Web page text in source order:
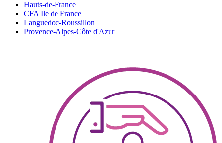
Hauts-de-France
CFA Ile de France
Languedoc-Roussillon
Provence-Alpes-Côte d'Azur